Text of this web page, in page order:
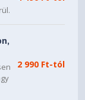
2 990 Ft-tól